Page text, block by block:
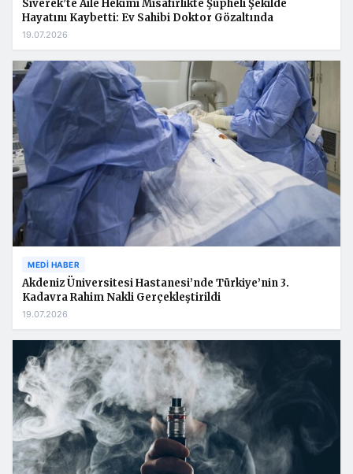
Siverek’te Aile Hekimi Misafirlikte Şüpheli Şekilde
Hayatını Kaybetti: Ev Sahibi Doktor Gözaltında
19.07.2026
MEDI HABER
Akdeniz Üniversitesi Hastanesi’nde Türkiye’nin 3.
Kadavra Rahim Nakli Gerçekleştirildi
19.07.2026